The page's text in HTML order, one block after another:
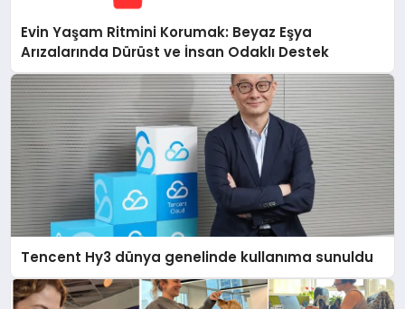
Evin Yaşam Ritmini Korumak: Beyaz Eşya
Arızalarında Dürüst ve İnsan Odaklı Destek
Tencent Hy3 dünya genelinde kullanıma sunuldu